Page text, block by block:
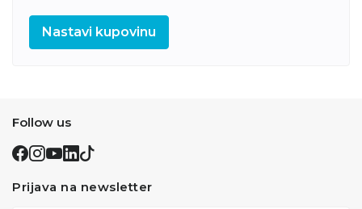
Nastavi kupovinu
Follow us
Prijava na newsletter